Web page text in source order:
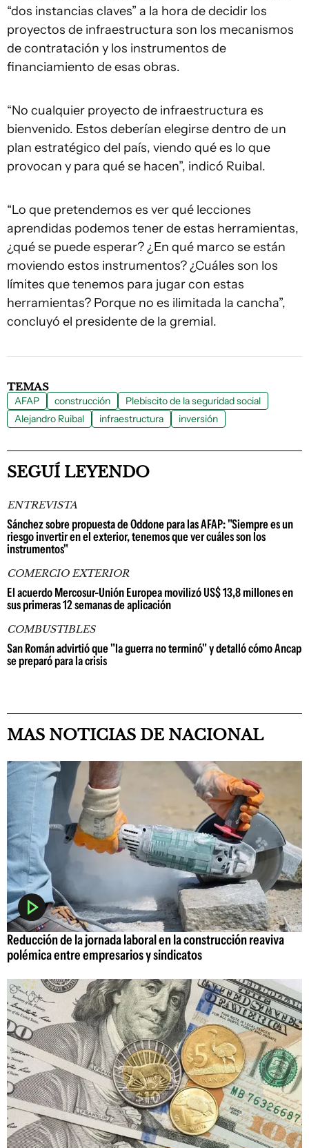
“dos instancias claves” a la hora de decidir los
proyectos de infraestructura son los mecanismos
de contratación y los instrumentos de
financiamiento de esas obras.
“No cualquier proyecto de infraestructura es
bienvenido. Estos deberían elegirse dentro de un
plan estratégico del país, viendo qué es lo que
provocan y para qué se hacen”, indicó Ruibal.
“Lo que pretendemos es ver qué lecciones
aprendidas podemos tener de estas herramientas,
¿qué se puede esperar? ¿En qué marco se están
moviendo estos instrumentos? ¿Cuáles son los
límites que tenemos para jugar con estas
herramientas? Porque no es ilimitada la cancha”,
concluyó el presidente de la gremial.
TEMAS
AFAP construcción
Plebiscito de la seguridad social
Alejandro Ruibal
infraestructura inversión
SEGUÍ LEYENDO
ENTREVISTA
Sánchez sobre propuesta de Oddone para las AFAP: "Siempre es un
riesgo invertir en el exterior, tenemos que ver cuáles son los
instrumentos"
COMERCIO EXTERIOR
El acuerdo Mercosur-Unión Europea movilizó US$ 13,8 millones en
sus primeras 12 semanas de aplicación
COMBUSTIBLES
San Román advirtió que "la guerra no terminó" y detalló cómo Ancap
se preparó para la crisis
MAS NOTICIAS DE NACIONAL
Reducción de la jornada laboral en la construcción reaviva
polémica entre empresarios y sindicatos